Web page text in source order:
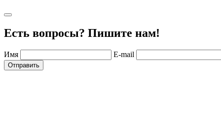
Есть вопросы? Пишите нам!
Имя E-mail